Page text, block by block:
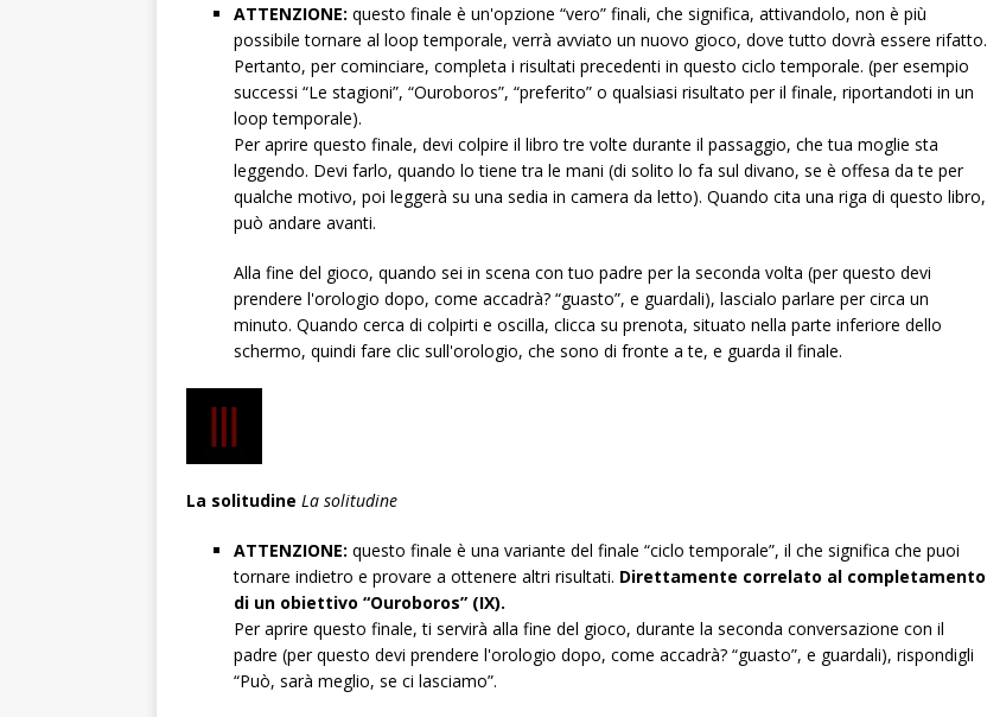
ATTENZIONE: questo finale è un'opzione “vero” finali, che significa, attivandolo, non è più
possibile tornare al loop temporale, verrà avviato un nuovo gioco, dove tutto dovrà essere rifatto.
Pertanto, per cominciare, completa i risultati precedenti in questo ciclo temporale. (per esempio
successi “Le stagioni”, “Ouroboros”, “preferito” o qualsiasi risultato per il finale, riportandoti in un
loop temporale).
Per aprire questo finale, devi colpire il libro tre volte durante il passaggio, che tua moglie sta
leggendo. Devi farlo, quando lo tiene tra le mani (di solito lo fa sul divano, se è offesa da te per
qualche motivo, poi leggerà su una sedia in camera da letto). Quando cita una riga di questo libro,
può andare avanti.
Alla fine del gioco, quando sei in scena con tuo padre per la seconda volta (per questo devi
prendere l'orologio dopo, come accadrà? “guasto”, e guardali), lascialo parlare per circa un
minuto. Quando cerca di colpirti e oscilla, clicca su prenota, situato nella parte inferiore dello
schermo, quindi fare clic sull'orologio, che sono di fronte a te, e guarda il finale.
La solitudine La solitudine
ATTENZIONE: questo finale è una variante del finale “ciclo temporale”, il che significa che puoi
tornare indietro e provare a ottenere altri risultati. Direttamente correlato al completamento
di un obiettivo “Ouroboros” (IX).
Per aprire questo finale, ti servirà alla fine del gioco, durante la seconda conversazione con il
padre (per questo devi prendere l'orologio dopo, come accadrà? “guasto”, e guardali), rispondigli
“Può, sarà meglio, se ci lasciamo”.